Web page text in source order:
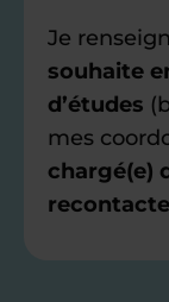
Je
souhaite
d’études
mes
chargé(e)